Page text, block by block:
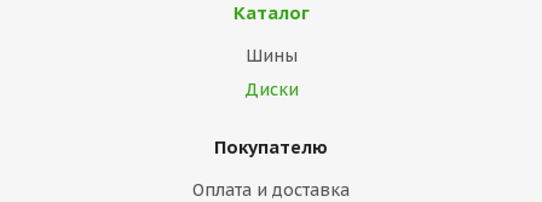
Каталог
Шины
Диски
Покупателю
Оплата и доставка